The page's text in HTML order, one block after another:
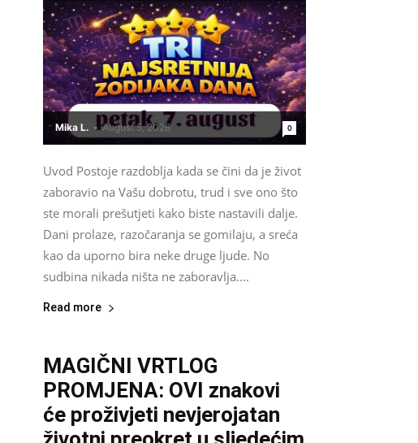
Mika L. - August 5, 2026 0
Uvod Postoje razdoblja kada se čini da je život
zaboravio na Vašu dobrotu, trud i sve ono što
ste morali prešutjeti kako biste nastavili dalje.
Dani prolaze, razočaranja se gomilaju, a sreća
kao da uporno bira neke druge ljude. No
sudbina nikada ništa ne zaboravlja....
Read more
MAGIČNI VRTLOG
PROMJENA: OVI znakovi
će proživjeti nevjerojatan